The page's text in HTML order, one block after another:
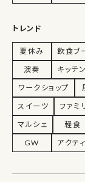
トレンド
夏休み 飲食ブ
演奏
キッチ
ワークショップ
スイーツ
ファミ
マルシェ
軽食
GW
アクテ